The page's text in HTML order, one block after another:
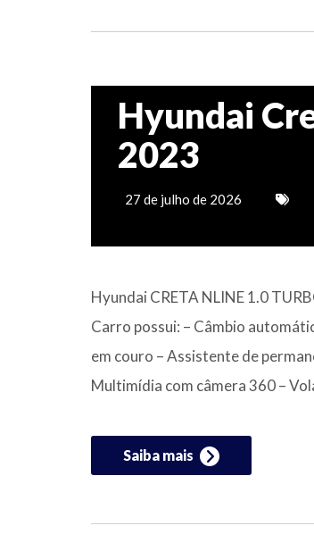
Hyundai
2023
27 de julho de 2026
Hyundai CRETA NLINE 1.0
Carro possui: – Câmbio
em couro – Assistente de
Multimídia com câmera 360 –
Saiba mais